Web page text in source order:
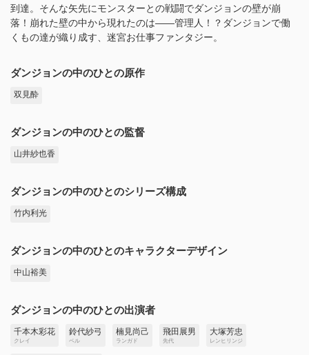
到達。そんな矢先にモンスターとの戦闘でダンジョンの壁が崩
落！崩れた壁の中から現れたのは――管理人！？ダンジョンで働
くもの達が織り成す、迷宮お仕事ファンタジー。
ダンジョンの中のひとの原作
双見酔
ダンジョンの中のひとの監督
山井紗也香
ダンジョンの中のひとのシリーズ構成
竹内利光
ダンジョンの中のひとのキャラクターデザイン
中山裕美
ダンジョンの中のひとの出演者
千本木彩花
クレイ
鈴代紗弓
ベル
楠見尚己
ランガド
飛田展男
先代
大塚芳忠
レンヒリンジ